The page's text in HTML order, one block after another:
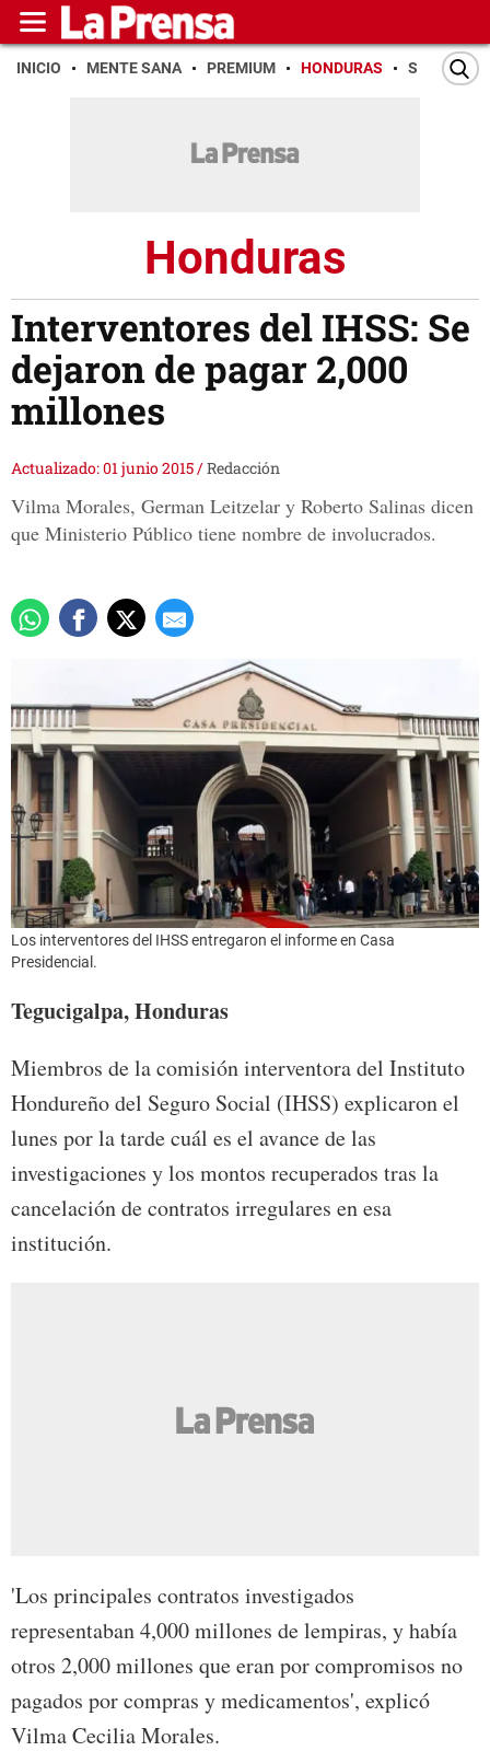
INICIO MENTE SANA PREMIUM HONDURAS SAN PEDRO
Honduras
Interventores del IHSS: Se
dejaron de pagar 2,000
millones
Actualizado: 01 junio 2015/Redacción
Vilma Morales, German Leitzelar y Roberto Salinas dicen
que Ministerio Público tiene nombre de involucrados.
Los interventores del IHSS entregaron el informe en Casa
Presidencial.
Tegucigalpa, Honduras
Miembros de la comisión interventora del Instituto
Hondureño del Seguro Social (IHSS) explicaron el
lunes por la tarde cuál es el avance de las
investigaciones y los montos recuperados tras la
cancelación de contratos irregulares en esa
institución.
'Los principales contratos investigados
representaban 4,000 millones de lempiras, y había
otros 2,000 millones que eran por compromisos no
pagados por compras y medicamentos', explicó
Vilma Cecilia Morales.